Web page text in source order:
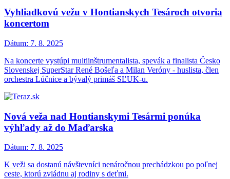
Vyhliadkovú vežu v Hontianskych Tesároch otvoria
koncertom
Dátum: 7. 8. 2025
Na koncerte vystúpi multiinštrumentalista, spevák a finalista Česko
Slovenskej SuperStar René Bošeľa a Milan Veróny - huslista, člen
orchestra Lúčnice a bývalý primáš SĽUK-u.
Nová veža nad Hontianskymi Tesármi ponúka
výhľady až do Maďarska
Dátum: 7. 8. 2025
K veži sa dostanú návštevníci nenáročnou prechádzkou po poľnej
ceste, ktorú zvládnu aj rodiny s deťmi.